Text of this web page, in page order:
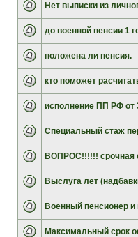
Нет выписки из
до военной пенсии 1
положена ли пенсия.
кто поможет
исполнение ПП РФ от
Специальный стаж
ВОПРОС!!!!!! срочная
Выслуга лет
Военный пенсионер и
Максимальный срок